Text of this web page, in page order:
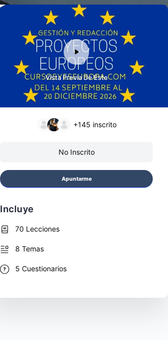
Vista Previa De Este
+145 inscrito
No Inscrito
Apuntarme
Incluye
70 Lecciones
8 Temas
5 Cuestionarios